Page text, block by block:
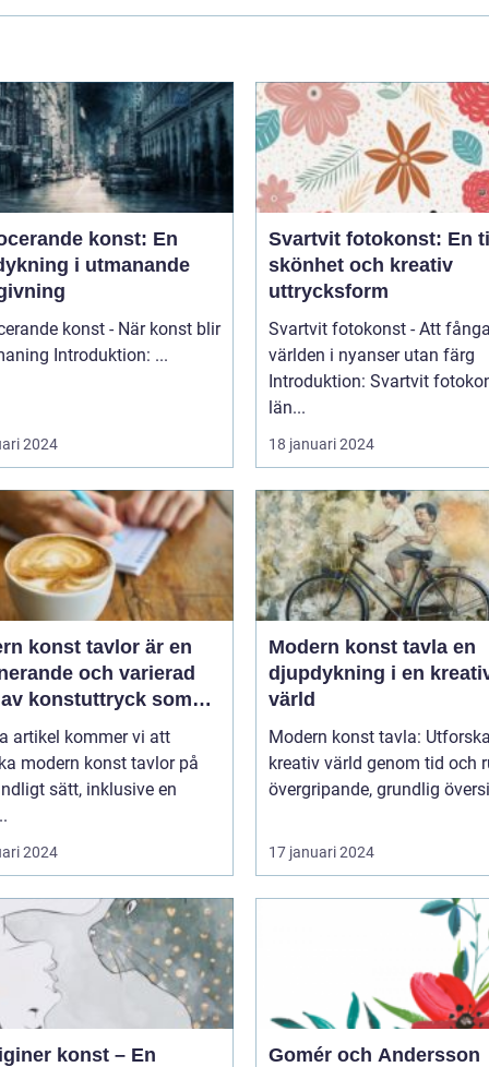
konst: En
i utmanande
konst - När konst blir
till utmaning Introduktion: ...
2024
Svartvit fotokonst: En
skönhet och kreativ
uttrycksform
Svartvit fotokonst - Att
världen i nyanser utan färg
Introduktion: Svartvit
län...
18 januari 2024
konst tavlor är en
och varierad
konstuttryck som
till sig både
och konstälskare
världen
artikel kommer vi att
modern konst tavlor på
sätt, inklusive en
2024
Modern konst tavla en
djupdykning i en
värld
Modern konst tavla:
kreativ värld genom tid och
övergripande, grundlig
17 januari 2024
konst – En
Gomér och Andersson